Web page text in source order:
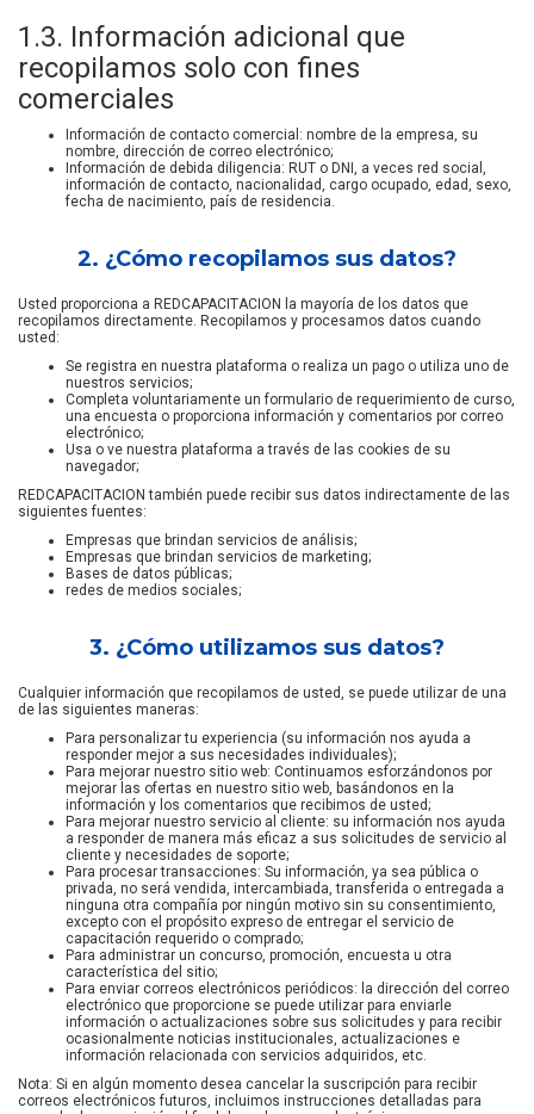
1.3. Información adicional que
recopilamos solo con fines
comerciales
Información de contacto comercial: nombre de la empresa, su
nombre, dirección de correo electrónico;
Información de debida diligencia: RUT o DNI, a veces red social,
información de contacto, nacionalidad, cargo ocupado, edad, sexo,
fecha de nacimiento, país de residencia.
2. ¿Cómo recopilamos sus datos?
Usted proporciona a REDCAPACITACION la mayoría de los datos que
recopilamos directamente. Recopilamos y procesamos datos cuando
usted:
Se registra en nuestra plataforma o realiza un pago o utiliza uno de
nuestros servicios;
Completa voluntariamente un formulario de requerimiento de curso,
una encuesta o proporciona información y comentarios por correo
electrónico;
Usa o ve nuestra plataforma a través de las cookies de su
navegador;
REDCAPACITACION también puede recibir sus datos indirectamente de las
siguientes fuentes:
Empresas que brindan servicios de análisis;
Empresas que brindan servicios de marketing;
Bases de datos públicas;
redes de medios sociales;
3. ¿Cómo utilizamos sus datos?
Cualquier información que recopilamos de usted, se puede utilizar de una
de las siguientes maneras:
Para personalizar tu experiencia (su información nos ayuda a
responder mejor a sus necesidades individuales);
Para mejorar nuestro sitio web: Continuamos esforzándonos por
mejorar las ofertas en nuestro sitio web, basándonos en la
información y los comentarios que recibimos de usted;
Para mejorar nuestro servicio al cliente: su información nos ayuda
a responder de manera más eficaz a sus solicitudes de servicio al
cliente y necesidades de soporte;
Para procesar transacciones: Su información, ya sea pública o
privada, no será vendida, intercambiada, transferida o entregada a
ninguna otra compañía por ningún motivo sin su consentimiento,
excepto con el propósito expreso de entregar el servicio de
capacitación requerido o comprado;
Para administrar un concurso, promoción, encuesta u otra
característica del sitio;
Para enviar correos electrónicos periódicos: la dirección del correo
electrónico que proporcione se puede utilizar para enviarle
información o actualizaciones sobre sus solicitudes y para recibir
ocasionalmente noticias institucionales, actualizaciones e
información relacionada con servicios adquiridos, etc.
Nota: Si en algún momento desea cancelar la suscripción para recibir
correos electrónicos futuros, incluimos instrucciones detalladas para